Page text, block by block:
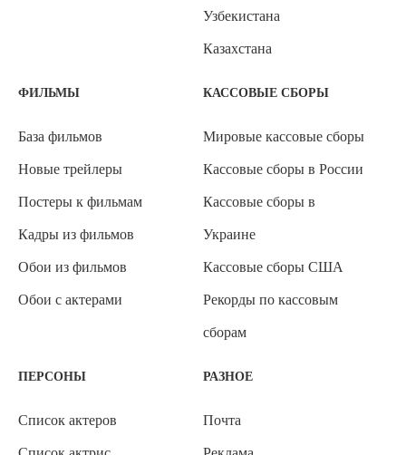
Узбекистана
Казахстана
ФИЛЬМЫ
База фильмов
Новые трейлеры
Постеры к фильмам
Кадры из фильмов
Обои из фильмов
Обои с актерами
КАССОВЫЕ СБОРЫ
Мировые кассовые сборы
Кассовые сборы в России
Кассовые сборы в
Украине
Кассовые сборы США
Рекорды по кассовым
сборам
ПЕРСОНЫ
Список актеров
РАЗНОЕ
Почта